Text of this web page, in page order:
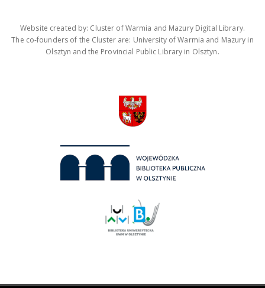
Website created by: Cluster of Warmia and Mazury Digital Library.
The co-founders of the Cluster are: University of Warmia and Mazury in
Olsztyn and the Provincial Public Library in Olsztyn.